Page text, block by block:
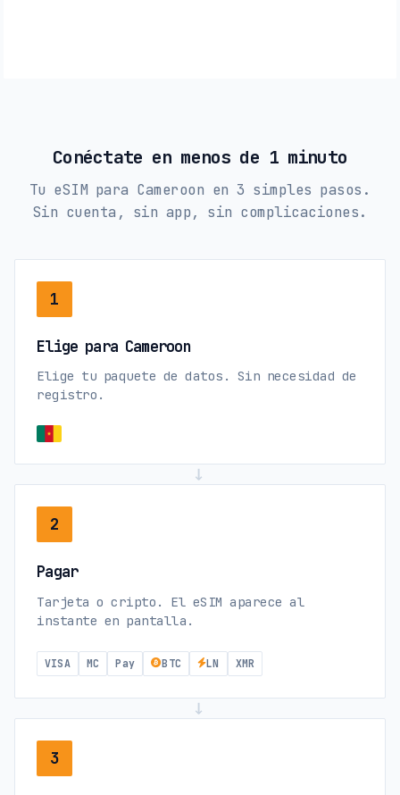
Conéctate en menos de 1 minuto
Tu eSIM para Cameroon en 3 simples pasos.
Sin cuenta, sin app, sin complicaciones.
1
Elige para Cameroon
Elige tu paquete de datos. Sin necesidad de
registro.
→
2
Pagar
Tarjeta o cripto. El eSIM aparece al
instante en pantalla.
VISA MC Pay BTC LN XMR
→
3